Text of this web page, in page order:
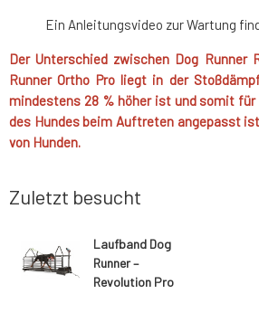
Ein Anleitungsvideo zur Wartung
Der Unterschied zwischen Dog Runner
Runner Ortho Pro liegt in der
mindestens 28 % höher ist und somit
des Hundes beim Auftreten angepasst
von Hunden.
Zuletzt besucht
Laufband Dog
Runner –
Revolution Pro